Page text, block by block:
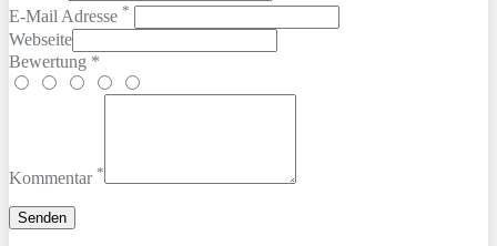
E-Mail Adresse *
Webseite
Bewertung *
Kommentar *